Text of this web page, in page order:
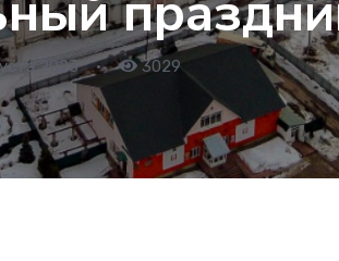
2023 • 3029